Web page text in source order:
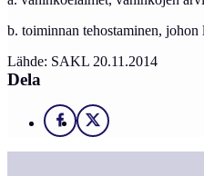
b. toiminnan tehostaminen,
Lähde: SAKL 20.11.2014
Dela
Facebook
X